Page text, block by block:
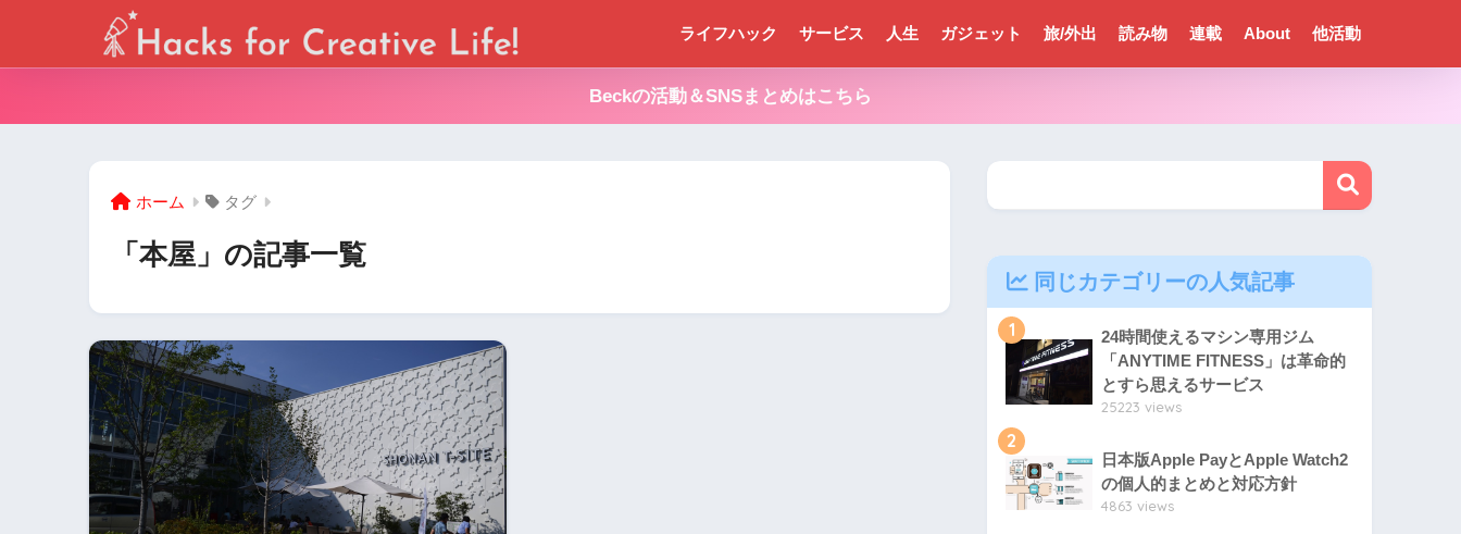
ライフハック サービス 人生 ガジェット 旅/外出 読み物 連載 About 他活動
Beckの活動＆SNSまとめはこちら
ホーム タグ
「本屋」の記事一覧
同じカテゴリーの人気記事
1
24時間使えるマシン専用ジム
「ANYTIME FITNESS」は革命的
とすら思えるサービス
25223 views
2
日本版Apple PayとApple Watch2
の個人的まとめと対応方針
4863 views